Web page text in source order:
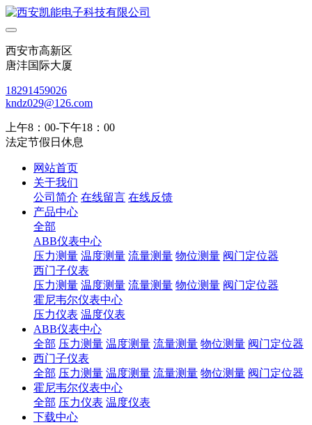
西安市高新区
唐沣国际大厦
18291459026
kndz029@126.com
上午8：00-下午18：00
法定节假日休息
网站首页
关于我们
公司简介 在线留言 在线反馈
产品中心
全部
ABB仪表中心
压力测量 温度测量 流量测量 物位测量 阀门定位器
西门子仪表
压力测量 温度测量 流量测量 物位测量 阀门定位器
霍尼韦尔仪表中心
压力仪表 温度仪表
ABB仪表中心
全部 压力测量 温度测量 流量测量 物位测量 阀门定位器
西门子仪表
全部 压力测量 温度测量 流量测量 物位测量 阀门定位器
霍尼韦尔仪表中心
全部 压力仪表 温度仪表
下载中心